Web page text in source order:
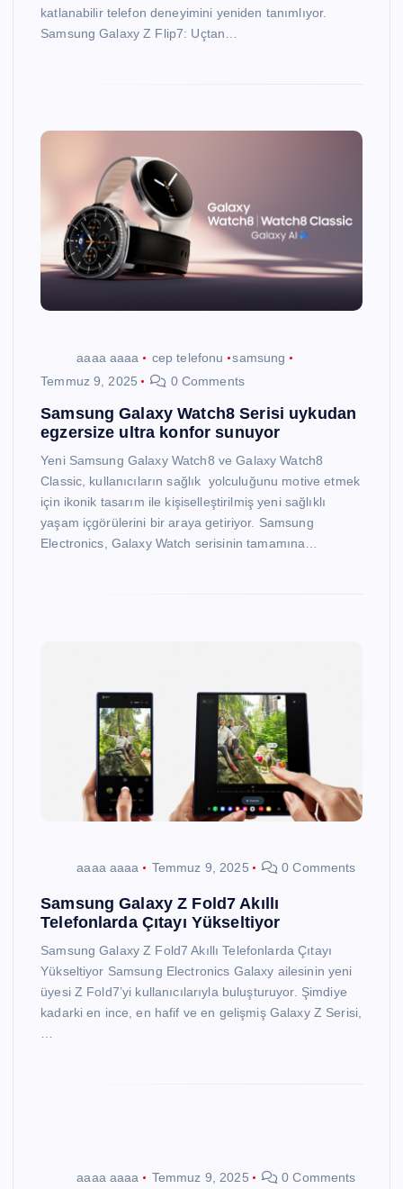
katlanabilir telefon deneyimini yeniden tanımlıyor.
Samsung Galaxy Z Flip7: Uçtan…
aaaa aaaa cep telefonu
samsung
Temmuz 9, 2025
0 Comments
Samsung Galaxy Watch8 Serisi uykudan
egzersize ultra konfor sunuyor
Yeni Samsung Galaxy Watch8 ve Galaxy Watch8
Classic, kullanıcıların sağlık yolculuğunu motive etmek
için ikonik tasarım ile kişiselleştirilmiş yeni sağlıklı
yaşam içgörülerini bir araya getiriyor. Samsung
Electronics, Galaxy Watch serisinin tamamına…
aaaa aaaa Temmuz 9, 2025 0 Comments
Samsung Galaxy Z Fold7 Akıllı
Telefonlarda Çıtayı Yükseltiyor
Samsung Galaxy Z Fold7 Akıllı Telefonlarda Çıtayı
Yükseltiyor Samsung Electronics Galaxy ailesinin yeni
üyesi Z Fold7’yi kullanıcılarıyla buluşturuyor. Şimdiye
kadarki en ince, en hafif ve en gelişmiş Galaxy Z Serisi,
aaaa aaaa Temmuz 9, 2025 0 Comments